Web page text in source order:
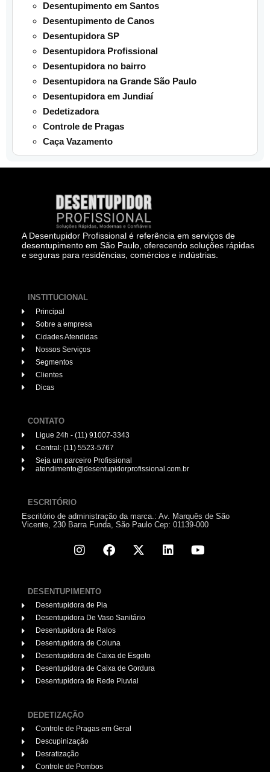
Desentupimento em Santos
Desentupimento de Canos
Desentupidora SP
Desentupidora Profissional
Desentupidora no bairro
Desentupidora na Grande São Paulo
Desentupidora em Jundiaí
Dedetizadora
Controle de Pragas
Caça Vazamento
A Desentupidor Profissional é referência em serviços de
desentupimento em São Paulo, oferecendo soluções rápidas
e seguras para residências, comércios e indústrias.
INSTITUCIONAL
Principal
Sobre a empresa
Cidades Atendidas
Nossos Serviços
Segmentos
Clientes
Dicas
CONTATO
Ligue 24h - (11) 91007-3343
Central: (11) 5523-5767
Seja um parceiro Profissional
atendimento@desentupidorprofissional.com.br
ESCRITÓRIO
Escritório de administração da marca.: Av. Marquês de São
Vicente, 230 Barra Funda, São Paulo Cep: 01139-000
DESENTUPIMENTO
Desentupidora de Pia
Desentupidora De Vaso Sanitário
Desentupidora de Ralos
Desentupidora de Coluna
Desentupidora de Caixa de Esgoto
Desentupidora de Caixa de Gordura
Desentupidora de Rede Pluvial
DEDETIZAÇÃO
Controle de Pragas em Geral
Descupinização
Desratização
Controle de Pombos